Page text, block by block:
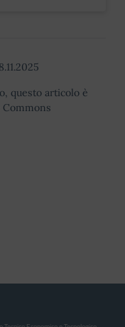
questo articolo è